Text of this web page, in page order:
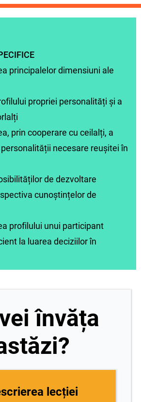
principalelor dimensiuni ale
propriei personalități şi a
prin cooperare cu ceilalți, a
necesare reuşitei în
de dezvoltare
cunoştințelor de
profilului unui participant
la luarea deciziilor în
învăța
lecției